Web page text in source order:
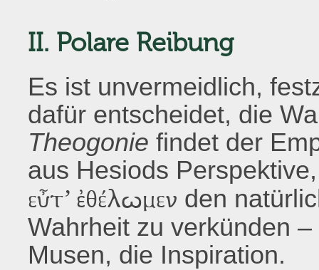
II. Polare Reibung
Es ist unvermeidlich,
dafür entscheidet, die
Theogonie findet der
aus Hesiods
εὖτ’ ἐθέλωμεν den
Wahrheit zu verkünden
Musen, die Inspiration.